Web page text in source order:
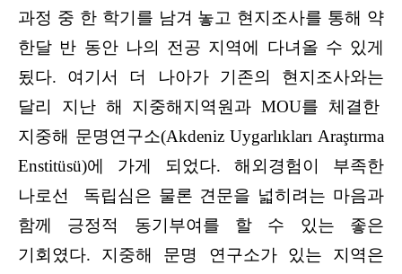
과정 중 한 학기를 남겨 놓고 현지조사를 통해 약
한달 반 동안 나의 전공 지역에 다녀올 수 있게
됬다. 여기서 더 나아가 기존의 현지조사와는
달리 지난 해 지중해지역원과 MOU를 체결한
지중해 문명연구소(Akdeniz Uygarlıkları Araştırma
Enstitüsü)에 가게 되었다. 해외경험이 부족한
나로선 독립심은 물론 견문을 넓히려는 마음과
함께 긍정적 동기부여를 할 수 있는 좋은
기회였다. 지중해 문명 연구소가 있는 지역은